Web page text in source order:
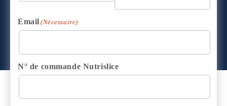
Email (Nécessaire)
N° de commande Nutrislice